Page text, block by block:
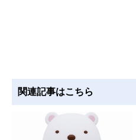
関連記事はこちら